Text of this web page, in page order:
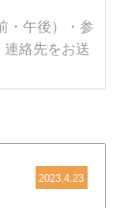
・午後）・参
絡先をお送
2023.4.23